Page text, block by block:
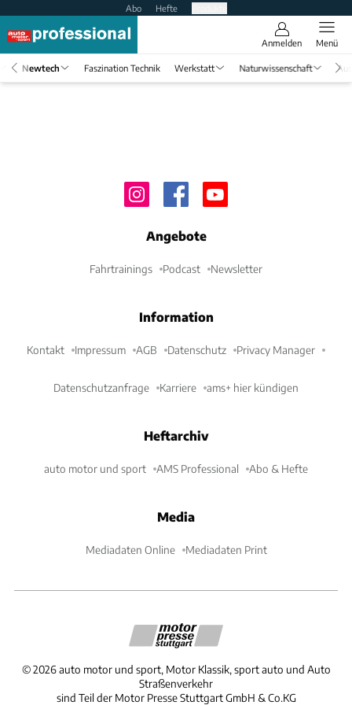
Abo Hefte
Anmelden Menü
Newtech Faszination Technik Werkstatt Naturwissenschaft
Angebote
Fahrtrainings Podcast Newsletter
Information
Kontakt Impressum AGB Datenschutz Privacy Manager
Datenschutzanfrage Karriere ams+ hier kündigen
Heftarchiv
auto motor und sport AMS Professional Abo & Hefte
Media
Mediadaten Online Mediadaten Print
©2026 auto motor und sport, Motor Klassik, sport auto und Auto
Straßenverkehr
sind Teil der Motor Presse Stuttgart GmbH & Co.KG